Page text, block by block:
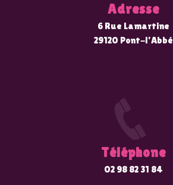
Adresse
6 Rue Lamartine
29120 Pont-l'Abbé
Téléphone
02 98 82 31 84